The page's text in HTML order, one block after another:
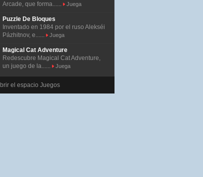
Arcade, que forma......
Juega
Puzzle De Bloques
Inventado en 1984 por el ruso Alekséi
Pázhitnov, e......
Juega
Magical Cat Adventure
Redescubre Magical Cat Adventure,
un juego de la......
Juega
el espacio Juegos